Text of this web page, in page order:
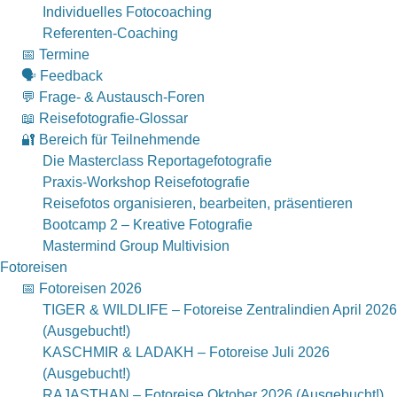
Individuelles Fotocoaching
Referenten-Coaching
📅 Termine
🗣 Feedback
💬 Frage- & Austausch-Foren
📖 Reisefotografie-Glossar
🔐 Bereich für Teilnehmende
Die Masterclass Reportagefotografie
Praxis-Workshop Reisefotografie
Reisefotos organisieren, bearbeiten, präsentieren
Bootcamp 2 – Kreative Fotografie
Mastermind Group Multivision
Fotoreisen
📅 Fotoreisen 2026
TIGER & WILDLIFE – Fotoreise Zentralindien April 2026
(Ausgebucht!)
KASCHMIR & LADAKH – Fotoreise Juli 2026
(Ausgebucht!)